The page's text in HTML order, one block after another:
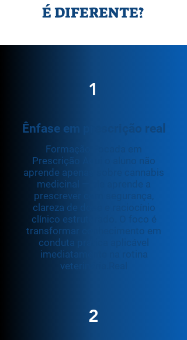
É DIFERENTE?
1
Ênfase em prescrição real
Formação Focada em
Prescrição Aqui o aluno não
aprende apenas sobre cannabis
medicinal — ele aprende a
prescrever com segurança,
clareza de dose e raciocínio
clínico estruturado. O foco é
transformar conhecimento em
conduta prática aplicável
imediatamente na rotina
veterinária.Real
2